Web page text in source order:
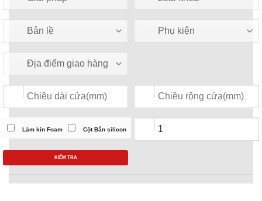
Làm kín Foam Cột Bắn silicon
KIỂM TRA